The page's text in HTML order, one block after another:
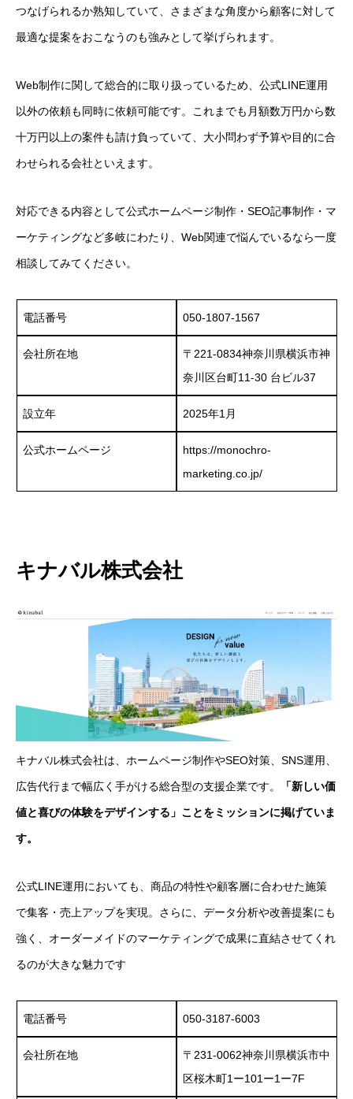
つなげられるか熟知していて、さまざまな角度から顧客に対して
最適な提案をおこなうのも強みとして挙げられます。
Web制作に関して総合的に取り扱っているため、公式LINE運用
以外の依頼も同時に依頼可能です。これまでも月額数万円から数
十万円以上の案件も請け負っていて、大小問わず予算や目的に合
わせられる会社といえます。
対応できる内容として公式ホームページ制作・SEO記事制作・マ
ーケティングなど多岐にわたり、Web関連で悩んでいるなら一度
相談してみてください。
電話番号 050-1807-1567
会社所在地
〒221-0834神奈川県横浜市神
奈川区台町11-30 台ビル37
設立年 2025年1月
公式ホームページ
https://monochro-
marketing.co.jp/
キナバル株式会社
キナバル株式会社は、ホームページ制作やSEO対策、SNS運用、
広告代行まで幅広く手がける総合型の支援企業です。 「新しい価
値と喜びの体験をデザインする」ことをミッションに掲げていま
す。
公式LINE運用においても、商品の特性や顧客層に合わせた施策
で集客・売上アップを実現。さらに、データ分析や改善提案にも
強く、オーダーメイドのマーケティングで成果に直結させてくれ
るのが大きな魅力です
電話番号 050-3187-6003
会社所在地
〒231-0062神奈川県横浜市中
区桜木町1ー101ー1ー7F